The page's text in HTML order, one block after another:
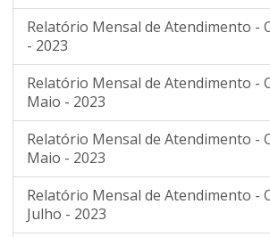
Relatório Mensal de Atendimento -
- 2023
Relatório Mensal de Atendimento -
Maio - 2023
Relatório Mensal de Atendimento -
Maio - 2023
Relatório Mensal de Atendimento -
Julho - 2023